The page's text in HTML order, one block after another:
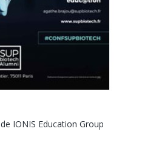
IONIS Education Group